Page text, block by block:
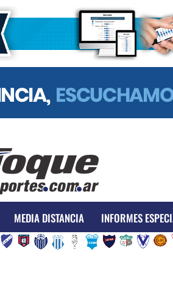
MEDIA DISTANCIA INFORMES